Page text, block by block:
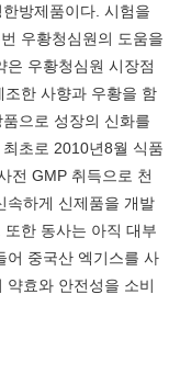
방제품이다. 시험을
우황청심원의 도움을
은 우황청심원 시장점
한 사향과 우황을 함
으로 성장의 신화를
초로 2010년8월 식품
전 GMP 취득으로 천
속하게 신제품을 개발
한 동사는 아직 대부
어 중국산 엑기스를 사
약효와 안전성을 소비